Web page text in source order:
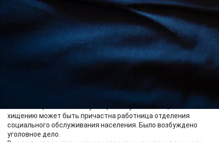
В городе Ленинске-Кузнецком вынесен обвинительный
приговор по уголовному делу, возбужденному в отношении
60-летней местной жительницы. Она обвинялась в
мошенничестве.
В январе 2025 года в отдел МВД России «Ленинск-
хищению может быть причастна работница отделения
социального обслуживания населения. Было возбуждено
уголовное дело.